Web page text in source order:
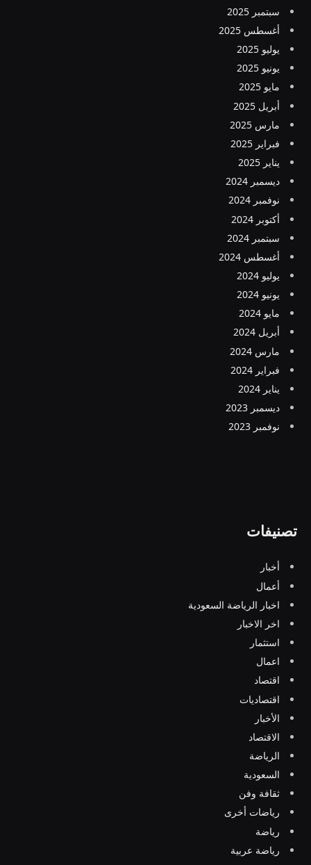
سبتمبر 2025
أغسطس 2025
يوليو 2025
يونيو 2025
مايو 2025
أبريل 2025
مارس 2025
فبراير 2025
يناير 2025
ديسمبر 2024
نوفمبر 2024
أكتوبر 2024
سبتمبر 2024
أغسطس 2024
يوليو 2024
يونيو 2024
مايو 2024
أبريل 2024
مارس 2024
فبراير 2024
يناير 2024
ديسمبر 2023
نوفمبر 2023
تصنيفات
أخبار
أعمال
اخبار الرياضة السعودية
اخر الاخبار
استثمار
اعمال
اقتصاد
اقتصاديات
الأخبار
الاقتصاد
الرياضة
السعودية
ثقافة وفن
رياضات أخرى
رياضة
رياضة عربية